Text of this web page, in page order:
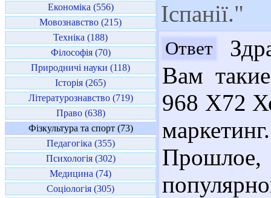
Економіка (556)
Мовознавство (215)
Техніка (188)
Філософія (70)
Природничі науки (118)
Історія (265)
Літературознавство (719)
Право (638)
Фізкультура та спорт (73)
Педагогіка (355)
Психологія (302)
Медицина (74)
Соціологія (305)
Іспанії."
Ответ
Вам
968 Х72